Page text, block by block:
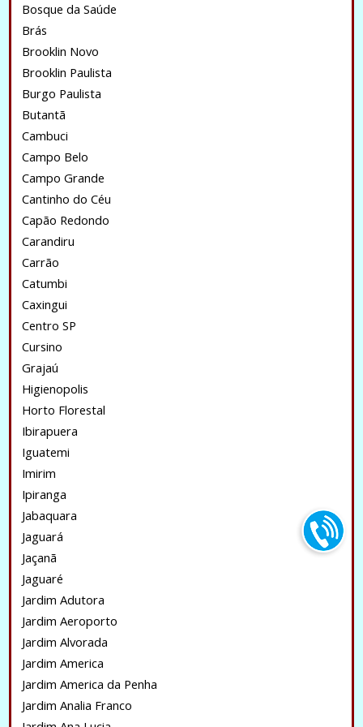
Bosque da Saúde
Brás
Brooklin Novo
Brooklin Paulista
Burgo Paulista
Butantã
Cambuci
Campo Belo
Campo Grande
Cantinho do Céu
Capão Redondo
Carandiru
Carrão
Catumbi
Caxingui
Centro SP
Cursino
Grajaú
Higienopolis
Horto Florestal
Ibirapuera
Iguatemi
Imirim
Ipiranga
Jabaquara
Jaguará
Jaçanã
Jaguaré
Jardim Adutora
Jardim Aeroporto
Jardim Alvorada
Jardim America
Jardim America da Penha
Jardim Analia Franco